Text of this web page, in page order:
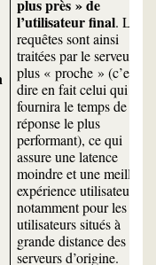
plus près » de
l’utilisateur final. Les
requêtes sont ainsi
traitées par le serveur le
plus « proche » (c’est-à-
dire en fait celui qui
fournira le temps de
réponse le plus
performant), ce qui
assure une latence
moindre et une meilleure
expérience utilisateur,
notamment pour les
utilisateurs situés à
grande distance des
serveurs d’origine.